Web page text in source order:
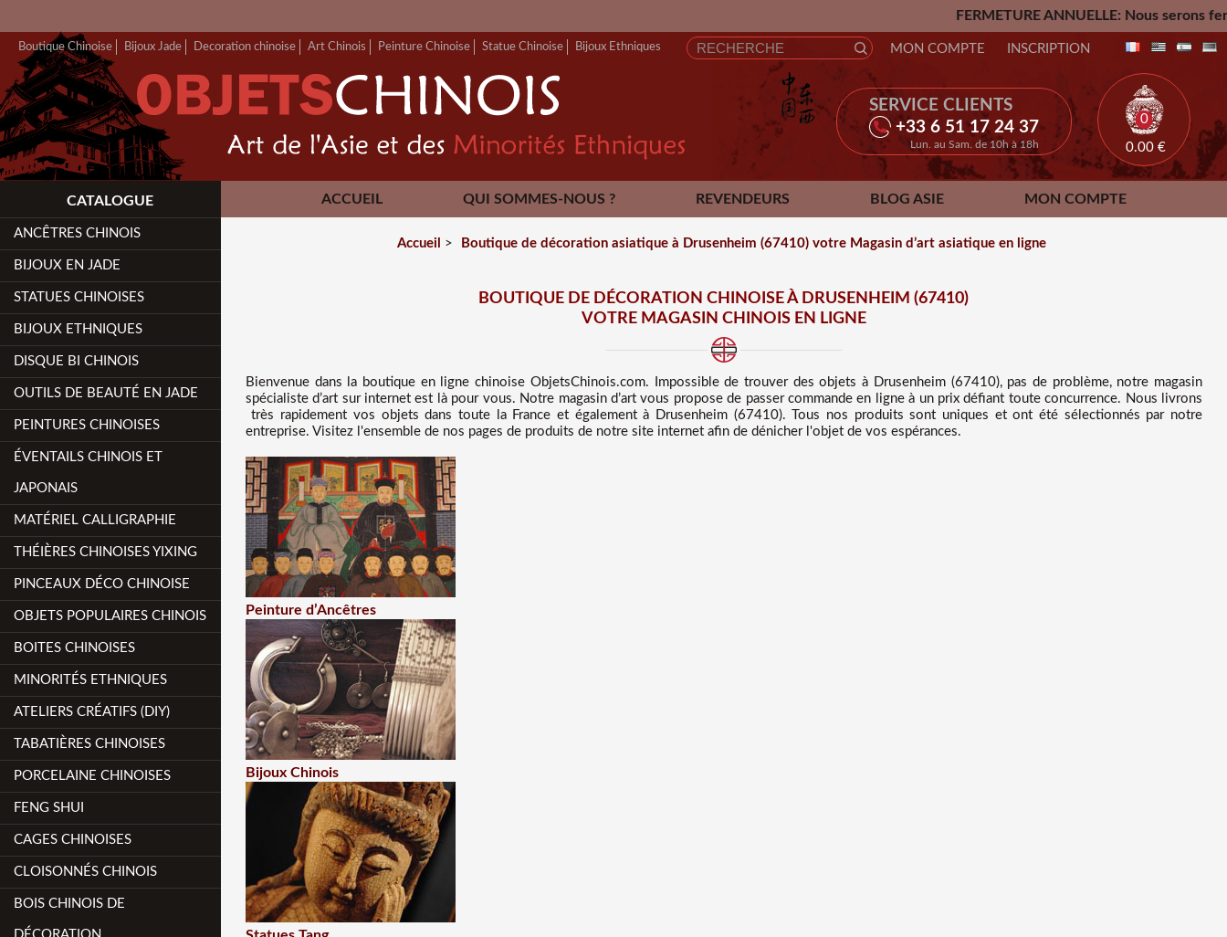
FERMETURE ANNUELLE: Nous serons fermés du
Boutique Chinoise Bijoux Jade Decoration chinoise Art Chinois Peinture Chinoise Statue Chinoise Bijoux Ethniques
SERVICE CLIENTS
+33 6 51 17 24 37
Lun. au Sam. de 10h à 18h
MON COMPTE INSCRIPTION
0
0.00 €
ACCUEIL QUI SOMMES-NOUS ? REVENDEURS BLOG ASIE MON COMPTE
CONTACT
CATALOGUE
ANCÊTRES CHINOIS
BIJOUX EN JADE
STATUES CHINOISES
BIJOUX ETHNIQUES
DISQUE BI CHINOIS
OUTILS DE BEAUTÉ EN JADE
PEINTURES CHINOISES
ÉVENTAILS CHINOIS ET
JAPONAIS
MATÉRIEL CALLIGRAPHIE
THÉIÈRES CHINOISES YIXING
PINCEAUX DÉCO CHINOISE
OBJETS POPULAIRES CHINOIS
BOITES CHINOISES
MINORITÉS ETHNIQUES
ATELIERS CRÉATIFS (DIY)
TABATIÈRES CHINOISES
PORCELAINE CHINOISES
FENG SHUI
CAGES CHINOISES
CLOISONNÉS CHINOIS
BOIS CHINOIS DE
Accueil > Boutique de décoration asiatique à Drusenheim (67410) votre Magasin d’art asiatique en ligne
BOUTIQUE DE DÉCORATION CHINOISE À DRUSENHEIM (67410)
VOTRE MAGASIN CHINOIS EN LIGNE
Bienvenue dans la boutique en ligne chinoise ObjetsChinois.com. Impossible de trouver desobjets à Drusenheim (67410), pas de problème, notre magasin
spécialiste d’art sur internet est là pour vous. Notre magasin d’art vous propose de passer commande en ligne à un prix défiant toute concurrence. Nous
livrons
très rapidement vos objets dans toute la France et également à Drusenheim (67410). Tous nos produits sont uniques et ont été sélectionnés par notre
entreprise. Visitez l'ensemble de nos pages de produits de notre site internet afin de dénicher l'objet de vos espérances.
Peinture d’Ancêtres
Bijoux Chinois